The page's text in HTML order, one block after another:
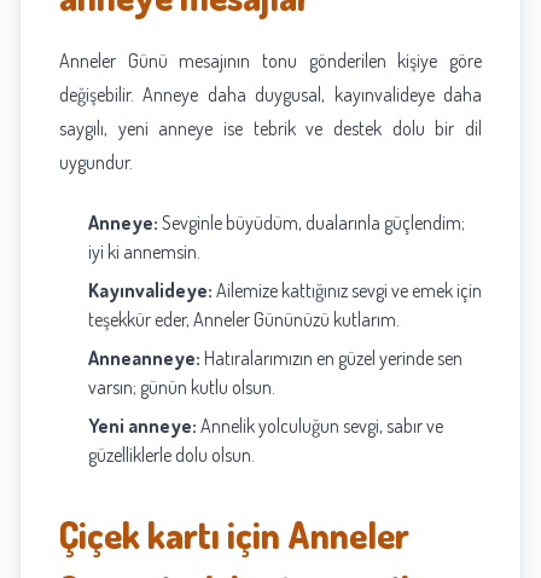
Anneler Günü mesajının tonu gönderilen kişiye göre
değişebilir. Anneye daha duygusal, kayınvalideye daha
saygılı, yeni anneye ise tebrik ve destek dolu bir dil
uygundur.
Anneye: Sevginle büyüdüm, dualarınla güçlendim;
iyi ki annemsin.
Kayınvalideye: Ailemize kattığınız sevgi ve emek için
teşekkür eder, Anneler Gününüzü kutlarım.
Anneanneye: Hatıralarımızın en güzel yerinde sen
varsın; günün kutlu olsun.
Yeni anneye: Annelik yolculuğun sevgi, sabır ve
güzelliklerle dolu olsun.
Çiçek kartı için Anneler